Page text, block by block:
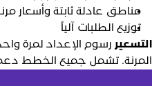
مناطق عادلة ثابتة وأسعار مرنة
توزيع الطلبات آلياً
رسوم الإعداد لمرة
تشمل جميع الخطط دعم